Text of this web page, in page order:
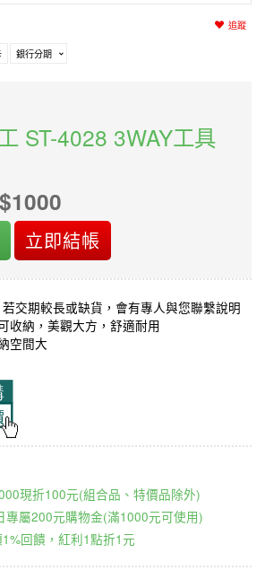
多合一系列
追蹤
銀行分期
ST-4028 3WAY工具
$1000
立即結帳
交期較長或缺貨，會有專人與您聯繫說明
收納，美觀大方，舒適耐用
空間大
現折100元(組合品、特價品除外)
專屬200元購物金(滿1000元可使用)
1%回饋，紅利1點折1元